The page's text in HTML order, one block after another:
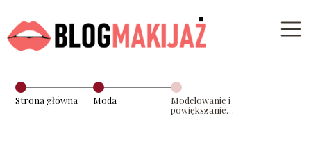
Strona główna Moda
Modelowanie i
powiększanie